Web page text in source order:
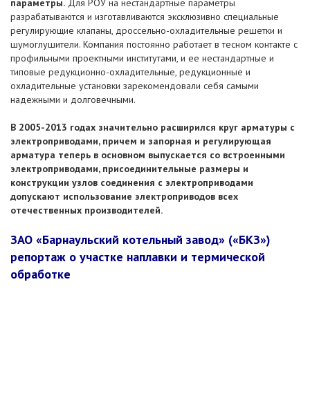
разрабатываются и изготавливаются эксклюзивно специальные
регулирующие клапаны, дроссельно-охладительные решетки и
шумоглушители. Компания постоянно работает в тесном контакте с
профильными проектными институтами, и ее нестандартные и
типовые редукционно-охладительные, редукционные и
охладительные установки зарекомендовали себя самыми
надежными и долговечными.
В 2005-2013 годах значительно расширился круг арматуры с
электроприводами, причем и запорная и регулирующая
арматура теперь в основном выпускается со встроенными
электроприводами, присоединительные размеры и
конструкции узлов соединения с электроприводами
допускают использование электроприводов всех
отечественных производителей.
ЗАО «Барнаульский котельный завод» («БКЗ»)
репортаж о участке наплавки и термической
обработке